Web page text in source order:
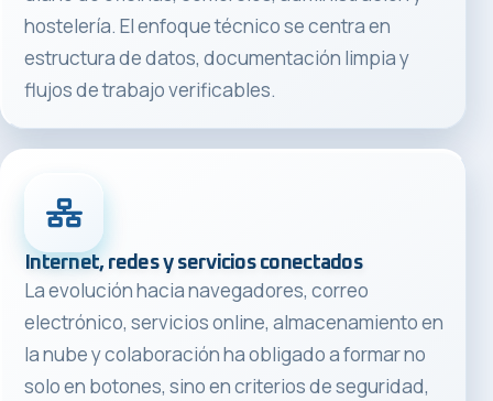
hostelería. El enfoque técnico se centra en
estructura de datos, documentación limpia y
flujos de trabajo verificables.
Internet, redes y servicios conectados
La evolución hacia navegadores, correo
electrónico, servicios online, almacenamiento en
la nube y colaboración ha obligado a formar no
solo en botones, sino en criterios de seguridad,